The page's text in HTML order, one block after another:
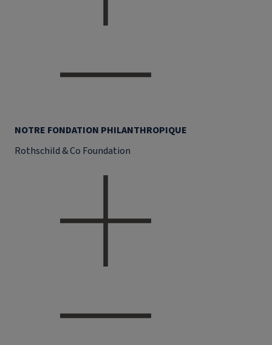
NOTRE FONDATION PHILANTHROPIQUE
Rothschild & Co Foundation